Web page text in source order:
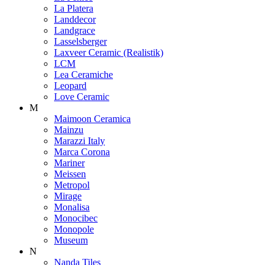
La Platera
Landdecor
Landgrace
Lasselsberger
Laxveer Ceramic (Realistik)
LCM
Lea Ceramiche
Leopard
Love Ceramic
M
Maimoon Ceramica
Mainzu
Marazzi Italy
Marca Corona
Mariner
Meissen
Metropol
Mirage
Monalisa
Monocibec
Monopole
Museum
N
Nanda Tiles